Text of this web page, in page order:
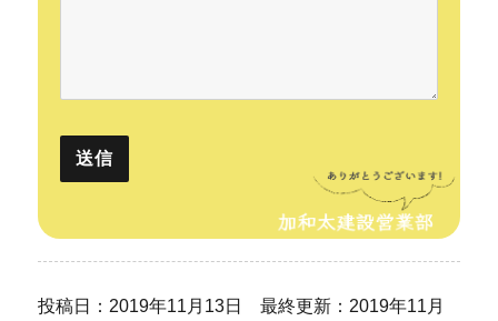
投稿日：2019年11月13日 最終更新：2019年11月